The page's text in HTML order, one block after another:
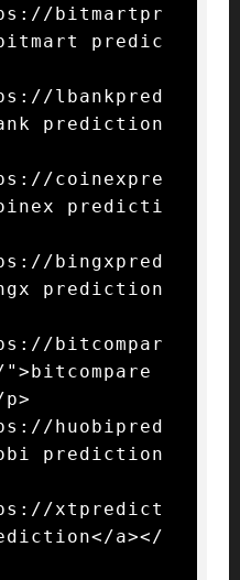
bitmartpr
predic
lbankpred
prediction
coinexpre
predicti
bingxpred
prediction
bitcompar
huobipred
prediction
xtpredict
a></